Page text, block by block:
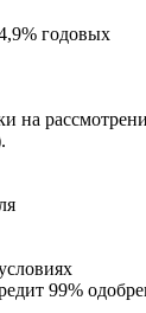
годовых
на
99%